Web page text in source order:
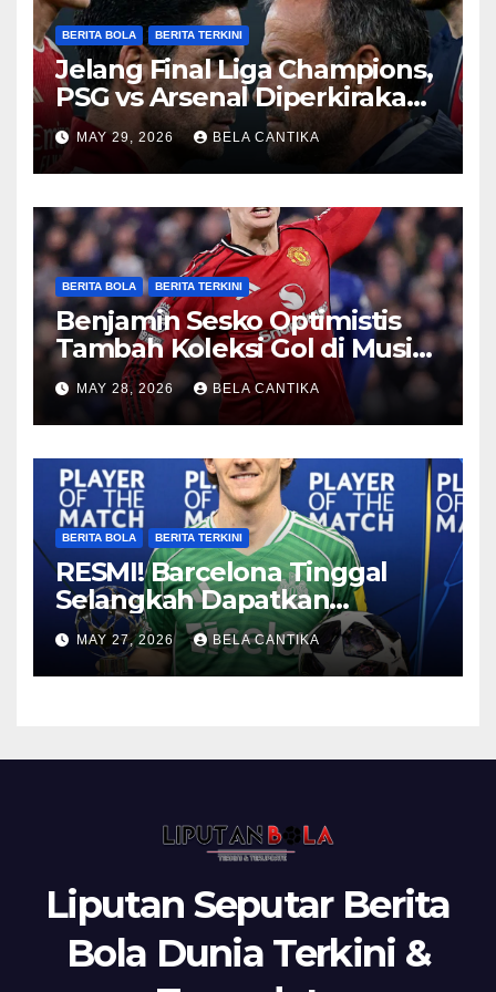
BERITA BOLA BERITA TERKINI
Jelang Final Liga Champions,
PSG vs Arsenal Diperkirakan
Sengit
MAY 29, 2026 BELA CANTIKA
BERITA BOLA BERITA TERKINI
Benjamin Sesko Optimistis
Tambah Koleksi Gol di Musim
2026/27
MAY 28, 2026 BELA CANTIKA
BERITA BOLA BERITA TERKINI
RESMI! Barcelona Tinggal
Selangkah Dapatkan
Anthony Gordon
MAY 27, 2026 BELA CANTIKA
Liputan Seputar Berita
Bola Dunia Terkini &